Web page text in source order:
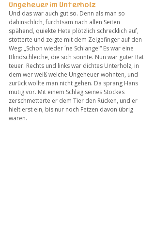
Ungeheuer im Unterholz
Und das war auch gut so. Denn als man so
dahinschlich, furchtsam nach allen Seiten
spähend, quiekte Hete plötzlich schrecklich auf,
stotterte und zeigte mit dem Zeigefinger auf den
Weg: „Schon wieder ´ne Schlange!“ Es war eine
Blindschleiche, die sich sonnte. Nun war guter Rat
teuer. Rechts und links war dichtes Unterholz, in
dem wer weiß welche Ungeheuer wohnten, und
zurück wollte man nicht gehen. Da sprang Hans
mutig vor. Mit einem Schlag seines Stockes
zerschmetterte er dem Tier den Rücken, und er
hielt erst ein, bis nur noch Fetzen davon übrig
waren.